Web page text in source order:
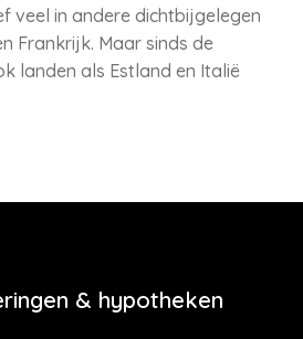
veel in andere dichtbijgelegen
Frankrijk. Maar sinds de
landen als Estland en Italië
& hypotheken